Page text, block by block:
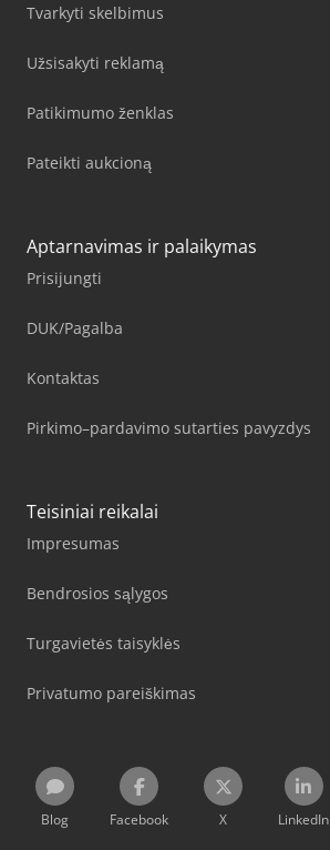
Tvarkyti skelbimus
Užsisakyti reklamą
Patikimumo ženklas
Pateikti aukcioną
Aptarnavimas ir palaikymas
Prisijungti
DUK/Pagalba
Kontaktas
Pirkimo–pardavimo sutarties pavyzdys
Teisiniai reikalai
Impresumas
Bendrosios sąlygos
Turgavietės taisyklės
Privatumo pareiškimas
Blog Facebook X LinkedIn